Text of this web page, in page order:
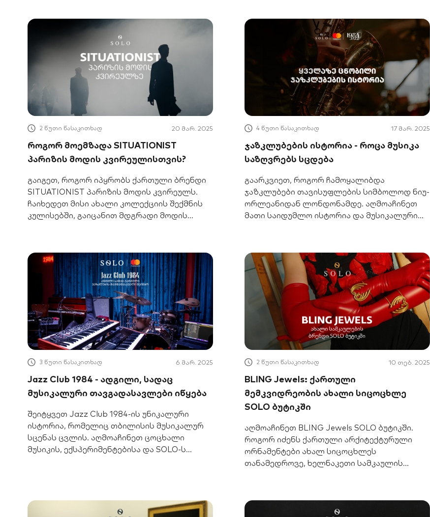
2 წუთი წასაკითხად 20 მარ. 2025
როგორ მოემზადა SITUATIONIST
პარიზის მოდის კვირეულისთვის?
გაიგეთ, როგორ იპყრობს ქართული ბრენდი
SITUATIONIST პარიზის მოდის კვირეულს.
ჩაიხედეთ მისი ახალი კოლექციის შექმნის
კულისებში, გაიცანით მდგრადი მოდის
4 წუთი წასაკითხად 17 მარ. 2025
ჯაზკლუბების ისტორია - როცა მუსიკა
საზღვრებს სცდება
გაარკვიეთ, როგორ ჩამოყალიბდა
ჯაზკლუბები თავისუფლების სიმბოლოდ ნიუ-
ორლეანიდან ლონდონამდე. აღმოაჩინეთ
მათი საიდუმლო ისტორია და მუსიკალური
3 წუთი წასაკითხად 6 მარ. 2025
Jazz Club 1984 - ადგილი, სადაც
მუსიკალური თავგადასავლები იწყება
შეიტყვეთ Jazz Club 1984-ის უნიკალური
ისტორია, რომელიც თბილისის მუსიკალურ
სცენას ცვლის. აღმოაჩინეთ ცოცხალი
მუსიკის, ექსპერიმენტებისა და SOLO-ს
2 წუთი წასაკითხად 10 თებ. 2025
BLING Jewels: ქართული
მემკვიდრეობის ახალი სიცოცხლე
SOLO ბუტიკში
აღმოაჩინეთ BLING Jewels SOLO ბუტიკში.
როგორ იძენს ქართული არქიტექტურული
ორნამენტები ახალ სიცოცხლეს
თანამედროვე, ხელნაკეთი სამკაულის